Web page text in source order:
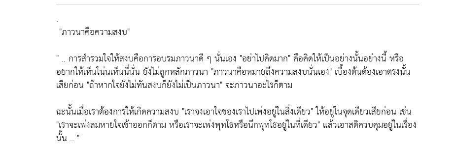
.
"ภาวนาคือความสงบ"
" .. การสำรวมใจให้สงบคือการอบรมภาวนาดี ๆ นั่นเอง "อย่าไปคิดมาก"คือคิดให้เป็นอย่างนั้นอย่างนี้ หรือ
อยากให้เห็นโน่นเห็นนี่นั่น ยังไม่ถูกหลักภาวนา "ภาวนาคือหมายถึงความสงบนั่นเอง" เบื้องต้นต้องเอาตรงนั้น
เสียก่อน "ถ้าหากใจยังไม่ทันสงบก็ยังไม่เป็นภาวนา"จะภาวนาอะไรก็ตาม
ฉะนั้นเมื่อเราต้องการให้เกิดความสงบ "เราจงเอาใจของเราไปเพ่งอยู่ในสิ่งเดียว"ให้อยู่ในจุดเดียวเสียก่อน เช่น
"เราจะเพ่งลมหายใจเข้าออกก็ตาม หรือเราจะเพ่งพุทโธหรือนึกพุทโธอยู่ในที่เดียว" แล้วเอาสติควบคุมอยู่ในเรื่อง
นั้น .. "